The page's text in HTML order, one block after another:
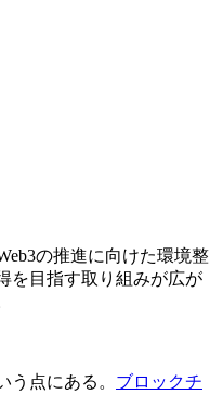
の推進に向けた環境整
を目指す取り組みが広が
点にある。 ブロックチ